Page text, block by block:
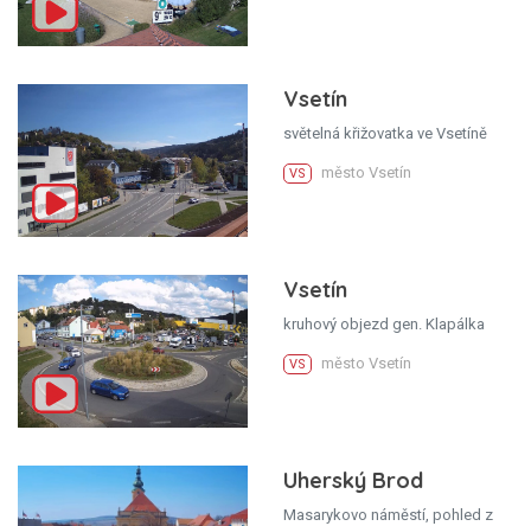
Vsetín
světelná křižovatka ve Vsetíně
VS město Vsetín
Vsetín
kruhový objezd gen. Klapálka
VS město Vsetín
Uherský Brod
Masarykovo náměstí, pohled z